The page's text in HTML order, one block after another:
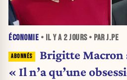
ÉCONOMIE • IL Y A 2 JOURS• PAR J.PE
Brigitte Macron
« Il n’a qu’une